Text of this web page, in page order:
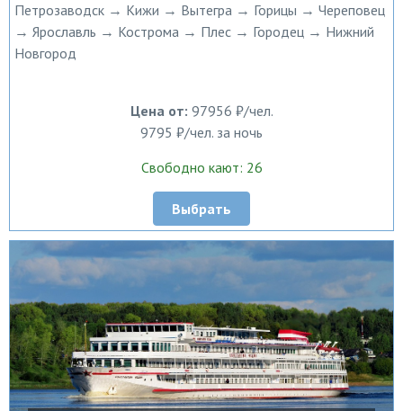
Петрозаводск → Кижи → Вытегра → Горицы → Череповец
→ Ярославль → Кострома → Плес → Городец → Нижний
Новгород
Цена от: 97956 ₽/чел.
9795 ₽/чел. за ночь
Свободно кают: 26
Выбрать